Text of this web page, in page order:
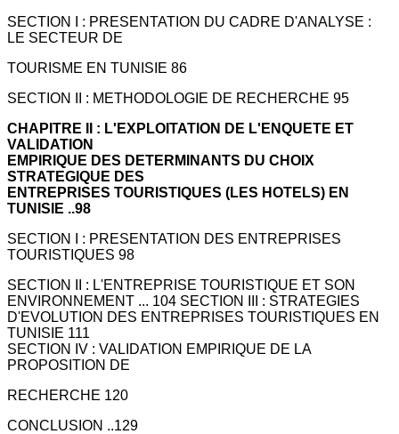
SECTION I : PRESENTATION DU CADRE D'ANALYSE :
LE SECTEUR DE
TOURISME EN TUNISIE 86
SECTION II : METHODOLOGIE DE RECHERCHE 95
CHAPITRE II : L'EXPLOITATION DE L'ENQUETE ET
VALIDATION
EMPIRIQUE DES DETERMINANTS DU CHOIX
STRATEGIQUE DES
ENTREPRISES TOURISTIQUES (LES HOTELS) EN
TUNISIE ..98
SECTION I : PRESENTATION DES ENTREPRISES
TOURISTIQUES 98
SECTION II : L'ENTREPRISE TOURISTIQUE ET SON
ENVIRONNEMENT ... 104 SECTION III : STRATEGIES
D'EVOLUTION DES ENTREPRISES TOURISTIQUES EN
TUNISIE 111
SECTION IV : VALIDATION EMPIRIQUE DE LA
PROPOSITION DE
RECHERCHE 120
CONCLUSION ..129